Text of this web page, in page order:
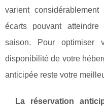
varient
écarts pouvant
saison. Pour optimiser
disponibilité de votre
anticipée reste votre
La réservation